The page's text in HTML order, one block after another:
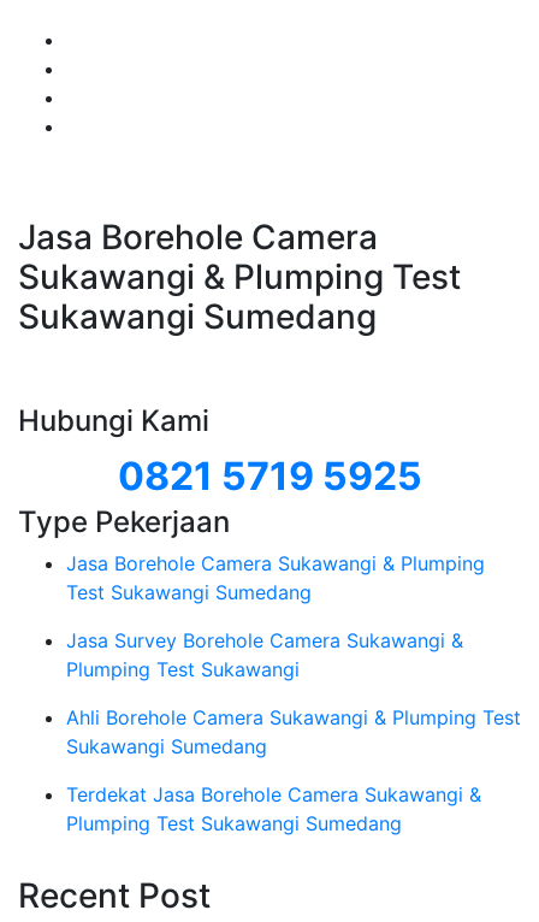
Jasa Borehole Camera
Sukawangi & Plumping Test
Sukawangi Sumedang
Hubungi Kami
0821 5719 5925
Type Pekerjaan
Jasa Borehole Camera Sukawangi & Plumping
Test Sukawangi Sumedang
Jasa Survey Borehole Camera Sukawangi &
Plumping Test Sukawangi
Ahli Borehole Camera Sukawangi & Plumping Test
Sukawangi Sumedang
Terdekat Jasa Borehole Camera Sukawangi &
Plumping Test Sukawangi Sumedang
Recent Post